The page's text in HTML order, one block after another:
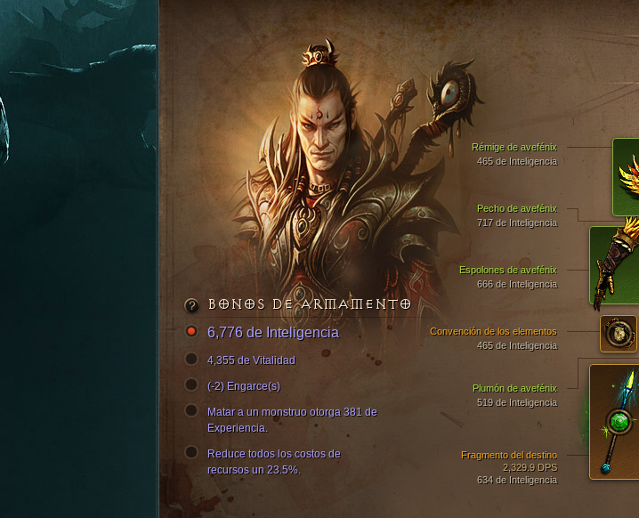
Pecho de avefénix
717 de Inteligencia
Espolones de avefénix
666 de Inteligencia
Rémige de avefénix
465 de Inteligencia
Plumón de avefénix
519 de Inteligencia
Fragmento del destino
2,329.9 DPS
634 de Inteligencia
Convención de los elementos
465 de Inteligencia
BONOS DE ARMAMENTO
6,776 de Inteligencia
4,355 de Vitalidad
(-2) Engarce(s)
Matar a un monstruo otorga 381 de
Experiencia.
Reduce todos los costos de
recursos un 23.5%.